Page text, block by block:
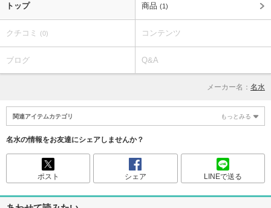
トップ 商品 (1)
クチコミ (0) コンテンツ
ブログ Q&A
メーカー名： 名水
関連アイテムカテゴリ もっとみる
名水の情報をお友達にシェアしませんか？
ポスト シェア LINEで送る